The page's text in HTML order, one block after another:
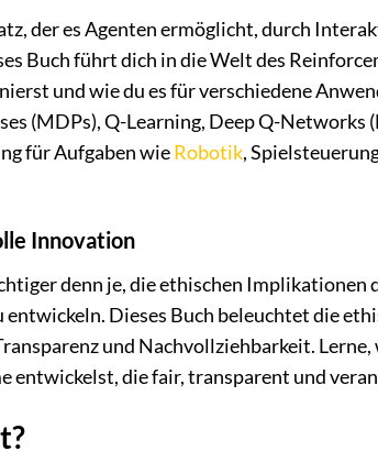
der es Agenten ermöglicht, durch
Buch führt dich in die Welt des
und wie du es für verschiedene
(MDPs), Q-Learning, Deep Q-Networks
für Aufgaben wieRobotik,
Innovation
denn je, die ethischen Implikationen
Dieses Buch beleuchtet die
und Nachvollziehbarkeit. Lerne,
entwickelst, die fair, transparent und